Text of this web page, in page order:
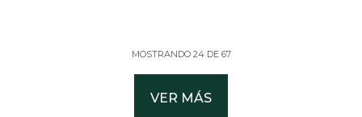
MOSTRANDO 24DE 67
VER MÁS